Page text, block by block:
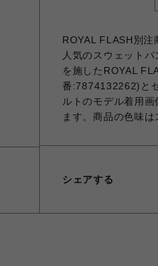
ROYAL FLASH別
人気のスウェット
を施したROYAL
番:7874132262)と
ルトのモデル着用
ます。商品の色味
シェアする